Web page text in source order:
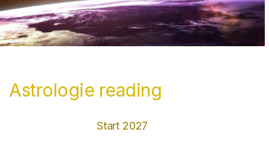
Astrologie reading
Start 2027